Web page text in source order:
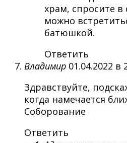
храм, спросите в
можно
батюшкой.
Ответить
Владимир 01.04.2022 в
Здравствуйте,
когда намечается
Соборование
Ответить